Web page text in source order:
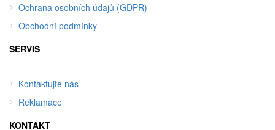
Ochrana osobních údajů (GDPR)
Obchodní podmínky
SERVIS
Kontaktujte nás
Reklamace
KONTAKT